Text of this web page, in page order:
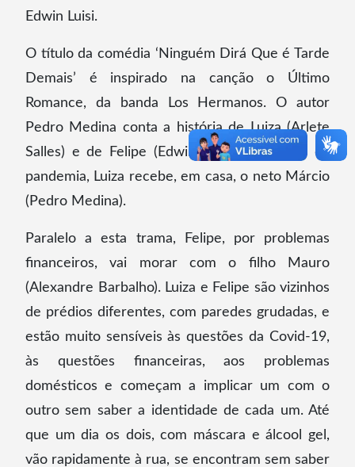
Edwin Luisi.
O título da comédia ‘Ninguém Dirá Que é Tarde
Demais’ é inspirado na canção o Último
Romance, da banda Los Hermanos. O autor
Pedro Medina conta a história de Luiza (Arlete
Salles) e de Felipe (Edwin Luisi). Por causa da
pandemia, Luiza recebe, em casa, o neto Márcio
(Pedro Medina).
Paralelo a esta trama, Felipe, por problemas
financeiros, vai morar com o filho Mauro
(Alexandre Barbalho). Luiza e Felipe são vizinhos
de prédios diferentes, com paredes grudadas, e
estão muito sensíveis às questões da Covid-19,
às questões financeiras, aos problemas
domésticos e começam a implicar um com o
outro sem saber a identidade de cada um. Até
que um dia os dois, com máscara e álcool gel,
vão rapidamente à rua, se encontram sem saber